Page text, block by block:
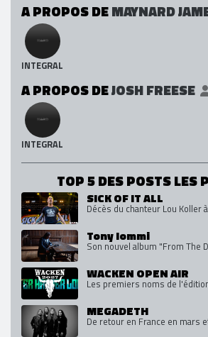
A PROPOS DEMAYNARD
INTEGRAL
A PROPOS DEJOSH FREESE
INTEGRAL
TOP 5 DES POSTS LES
SICK OF IT ALL
Décès du chanteur Lou Koller
Tony Iommi
Son nouvel album "From The
WACKEN OPEN AIR
Les premiers noms de
MEGADETH
De retour en France en mars